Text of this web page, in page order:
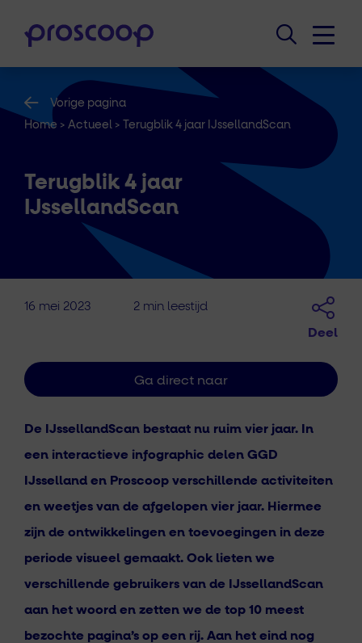
Vorige pagina
Home > Actueel > Terugblik 4 jaar IJssellandScan
Terugblik 4 jaar
IJssellandScan
16 mei 2023 2 min leestijd
Deel
De IJssellandScan bestaat nu ruim vier jaar. In
een interactieve infographic delen GGD
IJsselland en Proscoop verschillende activiteiten
en weetjes van de afgelopen vier jaar. Hiermee
zijn de ontwikkelingen en toevoegingen in deze
periode visueel gemaakt. Ook lieten we
verschillende gebruikers van de IJssellandScan
aan het woord en zetten we de top 10 meest
bezochte pagina’s op een rij. Aan het eind nog